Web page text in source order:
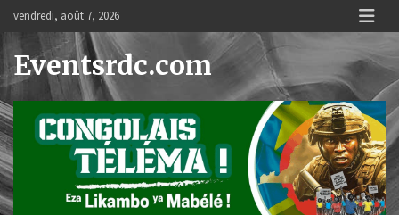
content
vendredi, août 7, 2026
Eventsrdc.com